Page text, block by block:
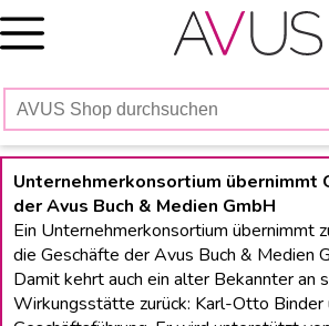
Skip
to
Unternehmerkonsortium übernimmt
der Avus Buch & Medien GmbH
Ein Unternehmerkonsortium übernimmt
die Geschäfte der Avus Buch & Medien
Damit kehrt auch ein alter Bekannter an
Wirkungsstätte zurück: Karl-Otto Binder